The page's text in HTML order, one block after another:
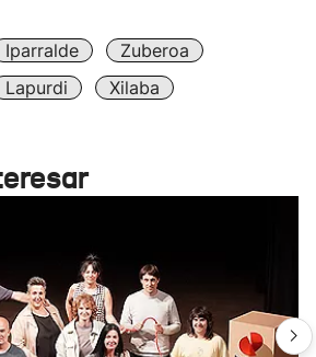
Iparralde
Zuberoa
Lapurdi Xilaba